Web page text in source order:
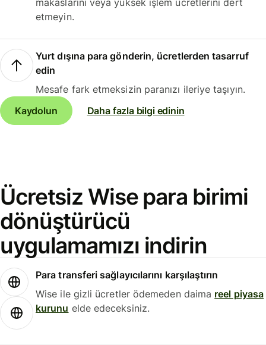
makaslarını veya yüksek işlem ücretlerini dert
etmeyin.
Yurt dışına para gönderin, ücretlerden tasarruf
edin
Mesafe fark etmeksizin paranızı ileriye taşıyın.
Kaydolun
Daha fazla bilgi edinin
Ücretsiz Wise para birimi
dönüştürücü
uygulamamızı indirin
Para transferi sağlayıcılarını karşılaştırın
Wise ile gizli ücretler ödemeden daima reel piyasa
kurunu elde edeceksiniz.